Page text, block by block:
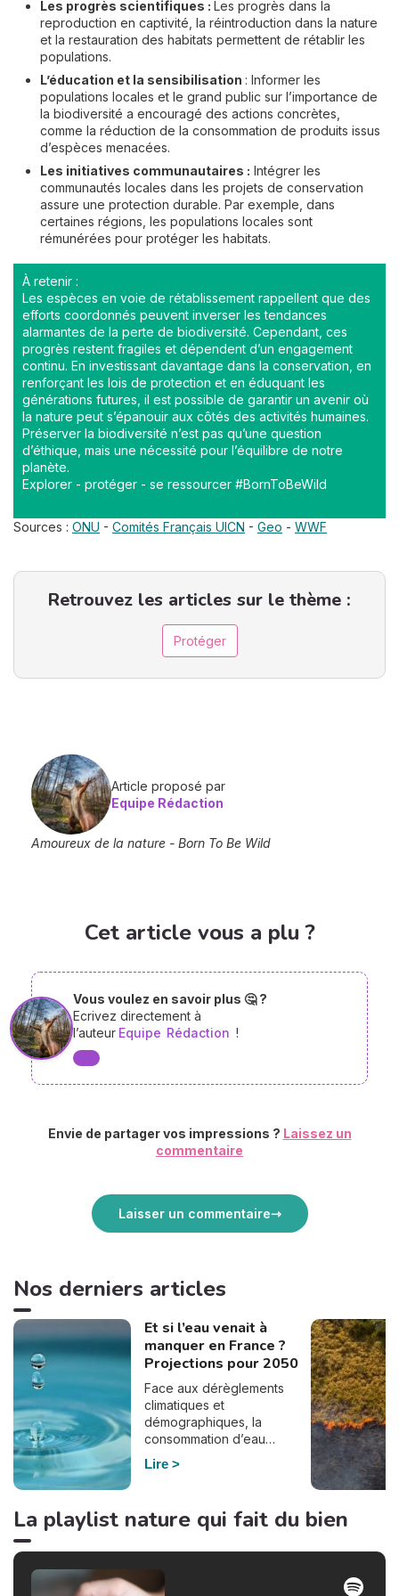
Les progrès scientifiques : Les progrès dans la
reproduction en captivité, la réintroduction dans la nature
et la restauration des habitats permettent de rétablir les
populations.
L’éducation et la sensibilisation : Informer les
populations locales et le grand public sur l’importance de
la biodiversité a encouragé des actions concrètes,
comme la réduction de la consommation de produits issus
d’espèces menacées.
Les initiatives communautaires : Intégrer les
communautés locales dans les projets de conservation
assure une protection durable. Par exemple, dans
certaines régions, les populations locales sont
rémunérées pour protéger les habitats.
À retenir :
Les espèces en voie de rétablissement rappellent que des
efforts coordonnés peuvent inverser les tendances
alarmantes de la perte de biodiversité. Cependant, ces
progrès restent fragiles et dépendent d’un engagement
continu. En investissant davantage dans la conservation, en
renforçant les lois de protection et en éduquant les
générations futures, il est possible de garantir un avenir où
la nature peut s’épanouir aux côtés des activités humaines.
Préserver la biodiversité n’est pas qu’une question
d’éthique, mais une nécessité pour l’équilibre de notre
planète.
Explorer - protéger - se ressourcer #BornToBeWild
Sources : ONU - Comités Français UICN - Geo - WWF
Retrouvez les articles sur le thème :
Protéger
Article proposé par
Equipe Rédaction
Amoureux de la nature - Born To Be Wild
Cet article vous a plu ?
Vous voulez en savoir plus 🤔 ?
Ecrivez directement à
l’auteur Equipe Rédaction !
Envie de partager vos impressions ? Laissez un
commentaire
Laisser un commentaire
Nos derniers articles
Et si l’eau venait à
manquer en France ?
Projections pour 2050
Face aux dérèglements
climatiques et
démographiques, la
consommation d’eau
pourrait bien doubler en
France d’ici à 2050. En
Stratégie, commandé par
la demande en eau pourrait
augmenter de manière
Lire
La playlist nature qui fait du bien